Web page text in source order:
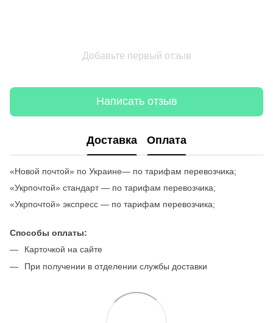
Добавьте первый отзыв
Написать отзыв
Доставка Оплата
«Новой почтой» по Украине— по тарифам перевозчика;
«Укрпочтой» стандарт — по тарифам перевозчика;
«Укрпочтой» экспресс — по тарифам перевозчика;
Способы оплаты:
Карточкой на сайте
При получении в отделении службы доставки